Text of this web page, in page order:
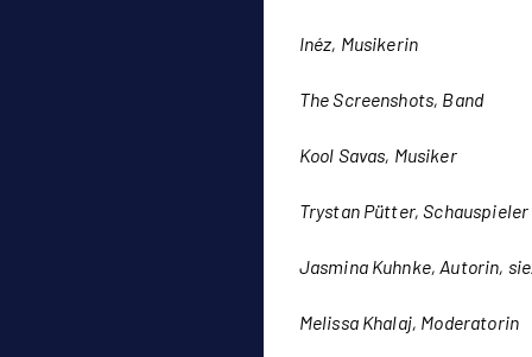
Inéz, Musikerin
The Screenshots, Band
Kool Savas, Musiker
Trystan Pütter, Schauspieler
Jasmina Kuhnke, Autorin,
Melissa Khalaj, Moderatorin